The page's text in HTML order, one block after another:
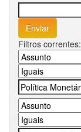
Filtros correntes: